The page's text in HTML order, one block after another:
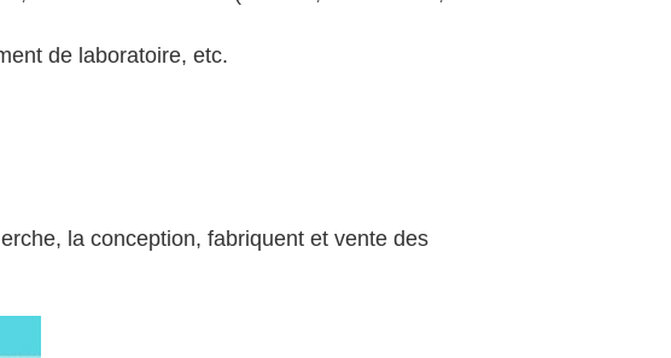
de laboratoire, etc.
la conception, fabriquent et vente des